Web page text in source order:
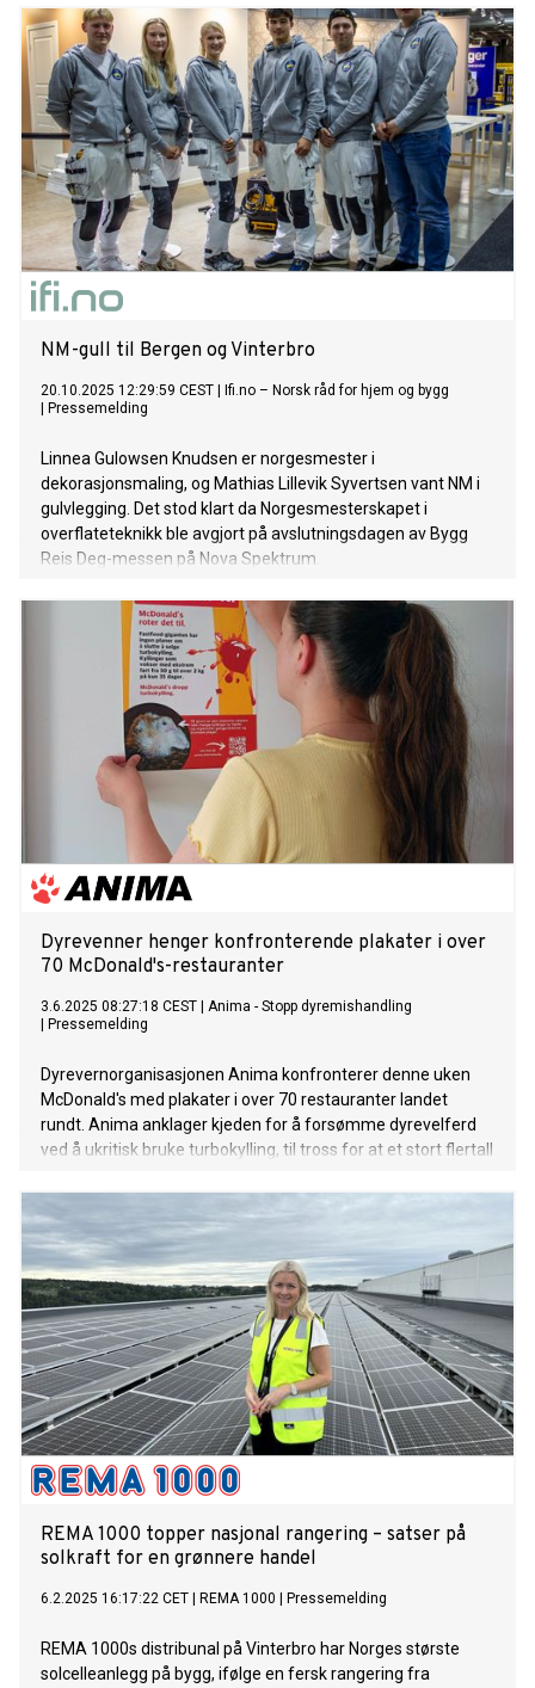
NM-gull til Bergen og Vinterbro
20.10.2025 12:29:59 CEST
Ifi.no – Norsk råd for hjem og bygg
Pressemelding
Linnea Gulowsen Knudsen er norgesmester i
dekorasjonsmaling, og Mathias Lillevik Syvertsen vant NM i
gulvlegging. Det stod klart da Norgesmesterskapet i
overflateteknikk ble avgjort på avslutningsdagen av Bygg
Reis Deg-messen på Nova Spektrum.
Dyrevenner henger konfronterende plakater i over
70 McDonald's-restauranter
3.6.2025 08:27:18 CEST
Anima - Stopp dyremishandling
Pressemelding
Dyrevernorganisasjonen Anima konfronterer denne uken
McDonald's med plakater i over 70 restauranter landet
rundt. Anima anklager kjeden for å forsømme dyrevelferd
ved å ukritisk bruke turbokylling, til tross for at et stort flertall
REMA 1000 topper nasjonal rangering – satser på
solkraft for en grønnere handel
6.2.2025 16:17:22 CET REMA 1000 Pressemelding
REMA 1000s distribunal på Vinterbro har Norges største
solcelleanlegg på bygg, ifølge en fersk rangering fra